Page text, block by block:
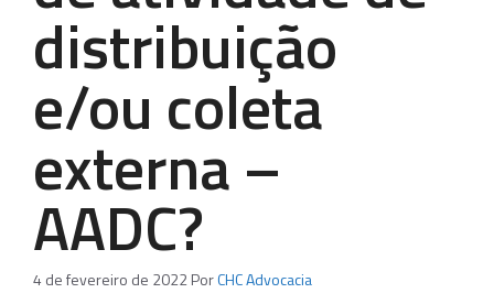
distribuição
e/ou coleta
externa –
AADC?
4 de fevereiro de 2022PorCHC Advocacia